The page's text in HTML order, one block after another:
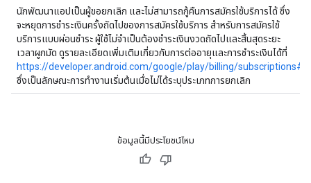
นักพัฒนาแอปเป็นผู้ขอยกเลิก และไม่สามารถกู้คืนการสมัครใช้บริการได้ ซึ่ง
จะหยุดการชำระเงินครั้งถัดไปของการสมัครใช้บริการ สำหรับการสมัครใช้
บริการแบบผ่อนชำระ ผู้ใช้ไม่จำเป็นต้องชำระเงินงวดถัดไปและสิ้นสุดระยะ
เวลาผูกมัด ดูรายละเอียดเพิ่มเติมเกี่ยวกับการต่ออายุและการชำระเงินได้ที่
https://developer.android.com/google/play/billing/
ซึ่งเป็นลักษณะการทำงานเริ่มต้นเมื่อไม่ได้ระบุประเภทการยกเลิก
ข้อมูลนี้มีประโยชน์ไหม